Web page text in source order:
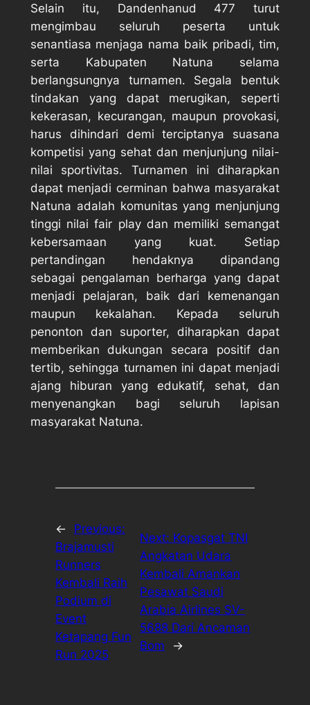
Selain itu, Dandenhanud 477 turut
mengimbau seluruh peserta untuk
senantiasa menjaga nama baik pribadi, tim,
serta Kabupaten Natuna selama
berlangsungnya turnamen. Segala bentuk
tindakan yang dapat merugikan, seperti
kekerasan, kecurangan, maupun provokasi,
harus dihindari demi terciptanya suasana
kompetisi yang sehat dan menjunjung nilai-
nilai sportivitas. Turnamen ini diharapkan
dapat menjadi cerminan bahwa masyarakat
Natuna adalah komunitas yang menjunjung
tinggi nilai fair play dan memiliki semangat
kebersamaan yang kuat. Setiap
pertandingan hendaknya dipandang
sebagai pengalaman berharga yang dapat
menjadi pelajaran, baik dari kemenangan
maupun kekalahan. Kepada seluruh
penonton dan suporter, diharapkan dapat
memberikan dukungan secara positif dan
tertib, sehingga turnamen ini dapat menjadi
ajang hiburan yang edukatif, sehat, dan
menyenangkan bagi seluruh lapisan
masyarakat Natuna.
←
Previous:
Brajamusti
Runners
Kembali Raih
Podium di
Event
Ketapang Fun
Run 2025
Next: Kopasgat TNI
Angkatan Udara
Kembali Amankan
Pesawat Saudi
Arabia Airlines SV-
5688 Dari Ancaman
Bom
→